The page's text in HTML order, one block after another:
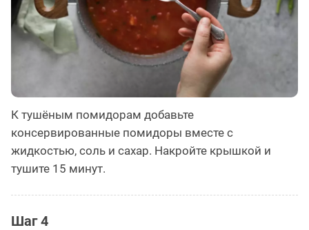
К тушёным помидорам добавьте
консервированные помидоры вместе с
жидкостью, соль и сахар. Накройте крышкой и
тушите 15 минут.
Шаг 4